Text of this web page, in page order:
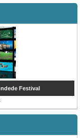
Festival